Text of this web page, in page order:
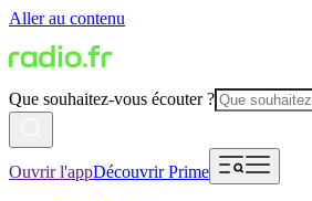
Aller au contenu
Que souhaitez-vous écouter ?
Ouvrir l'appDécouvrir Prime